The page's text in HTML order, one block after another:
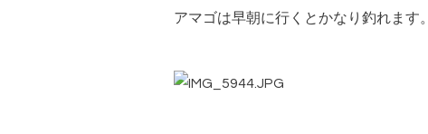
アマゴは早朝に行くとかなり釣れます。